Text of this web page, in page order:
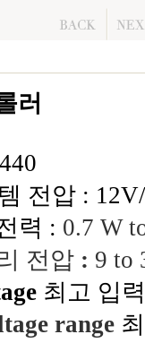
러
전압 :
력 : 0.7 W
전압 : 9 to
최고 입
range